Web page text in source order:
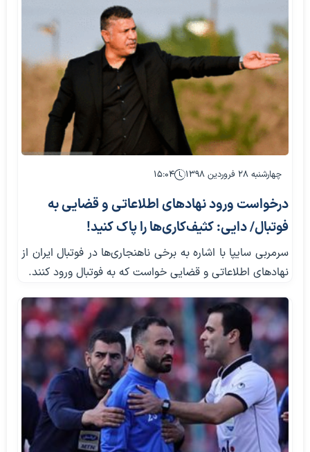
چهارشنبه ۲۸ فروردین ۱۳۹۸ ۱۵:۰۴
درخواست ورود نهادهای اطلاعاتی و قضایی به
فوتبال/ دایی: کثیف‌کاری‌ها را پاک کنید!
سرمربی سایپا با اشاره به برخی ناهنجاری‌ها در فوتبال ایران از
نهادهای اطلاعاتی و قضایی خواست که به فوتبال ورود کنند.